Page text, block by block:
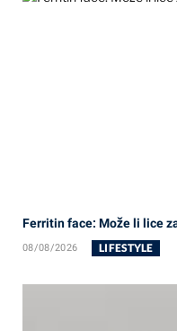
Ferritin face: Može li lice
08/08/2026 LIFESTYLE